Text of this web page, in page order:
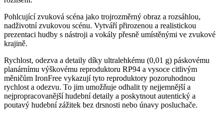
Pohlcující zvuková scéna jako trojrozměrný obraz a rozsáhlou,
nadživotní zvukovou scénu. Vytváří přirozenou a realistickou
prezentaci hudby s nástroji a vokály přesně umístěnými ve zvukové
krajině.
Rychlost, odezva a detaily díky ultralehkému (0,01 g) páskovému
planárnímu výškovému reproduktoru RP94 a vysoce citlivým
měničům IronFree vykazují tyto reproduktory pozoruhodnou
rychlost a odezvu. To jim umožňuje odhalit ty nejjemnější a
nejpropracovanější hudební detaily a poskytnout autentický a
poutavý hudební zážitek bez drsnosti nebo únavy posluchače.